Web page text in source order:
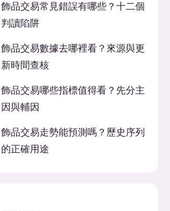
飾品交易常見錯誤有哪些？十二個
判讀陷阱
飾品交易數據去哪裡看？來源與更
新時間查核
飾品交易哪些指標值得看？先分主
因與輔因
飾品交易走勢能預測嗎？歷史序列
的正確用途